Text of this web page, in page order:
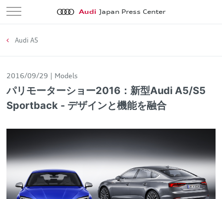
Audi Japan Press Center
Audi A5
2016/09/29 Models
パリモーターショー2016：新型Audi A5/S5
Sportback - デザインと機能を融合